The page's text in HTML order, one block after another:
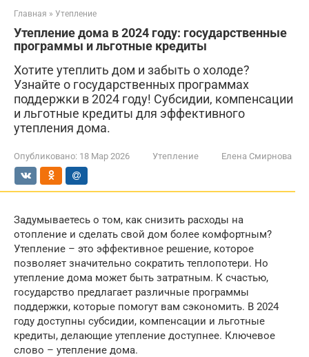
Главная » Утепление
Утепление дома в 2024 году: государственные
программы и льготные кредиты
Хотите утеплить дом и забыть о холоде?
Узнайте о государственных программах
поддержки в 2024 году! Субсидии, компенсации
и льготные кредиты для эффективного
утепления дома.
Опубликовано: 18 Мар 2026 Утепление Елена Смирнова
Задумываетесь о том, как снизить расходы на
отопление и сделать свой дом более комфортным?
Утепление – это эффективное решение, которое
позволяет значительно сократить теплопотери. Но
утепление дома может быть затратным. К счастью,
государство предлагает различные программы
поддержки, которые помогут вам сэкономить. В 2024
году доступны субсидии, компенсации и льготные
кредиты, делающие утепление доступнее. Ключевое
слово – утепление дома.